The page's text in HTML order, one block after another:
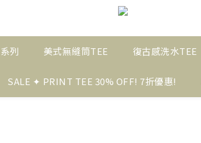
列 美式無縫筒TEE 復古感洗水TEE
SALE ✦ PRINT TEE 30% OFF! 7折優惠!